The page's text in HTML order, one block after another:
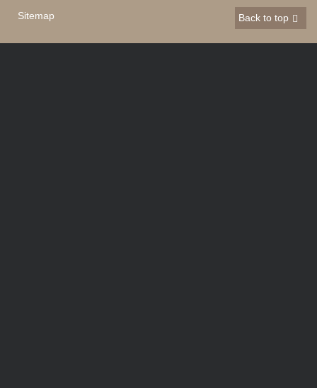
Sitemap
Back to top